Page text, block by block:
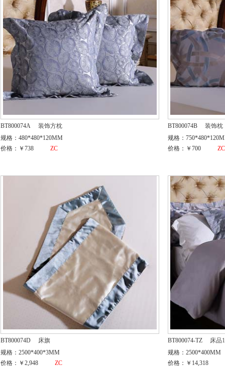
BT800074A
装饰方枕
规格：480*480*120MM
价格：￥738
ZC
BT800074B
装饰枕
规格：
价格：￥700
ZC
BT800074D
床旗
规格：2500*400*3MM
价格：￥2,948
ZC
BT800074-TZ
床品
规格：2500*400MM
价格：￥14,318